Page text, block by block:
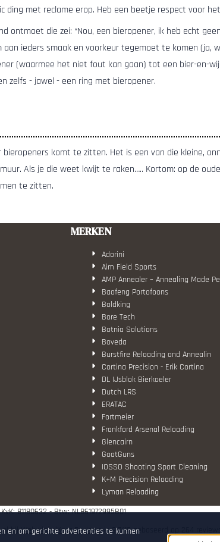
met reclame erop. Heb een beetje respect voor
ontmoet die zei: “Nou, een bieropener, ik heb echt
ieders smaak en voorkeur tegemoet te komen (ja,
(waarmee het niet fout kan gaan) tot een bier-en-
zelfs - jawel - een ring met bieropener.
komt te zitten. Het is een van die kleine,
Als je die weet kwijt te raken….. Kortom: op de
te zitten.
MERKEN
Adorini
Aim Field Sports
AMP Annealer – Annealing Made Pe
Baofeng Portofoons
Boldking
Bore Tech
Botnia Solutions
Boveda
Burstfire Reloading and Annealin
Cortina Precision - Erik Cortina
DL IJsblok Bierkoeler
Dutch LRS
ERATAC
Fortmeier
Frankford Arsenal Reloading
Glencairn
GoatGuns
IOSSO Shooting Sport Cleaning
K+M Precision Reloading
Lyman Reloading
March Scopes
RCBS
KvK: 81180632 - Btw: NL861972995B01
bijWebwinkelKeur Reviewsis 9.7/10 gebaseerd op 264 reviews.
en om gerichte advertenties te kunnen